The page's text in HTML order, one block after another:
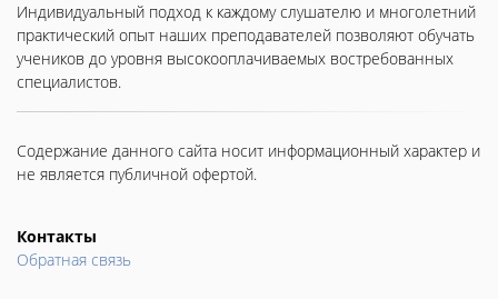
Индивидуальный подход к каждому слушателю и многолетний
практический опыт наших преподавателей позволяют обучать
учеников до уровня высокооплачиваемых востребованных
специалистов.
Содержание данного сайта носит информационный характер и
не является публичной офертой.
Контакты
Обратная связь